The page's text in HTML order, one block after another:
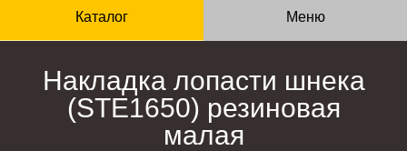
Каталог Меню
Накладка лопасти шнека
(STЕ1650) резиновая
малая